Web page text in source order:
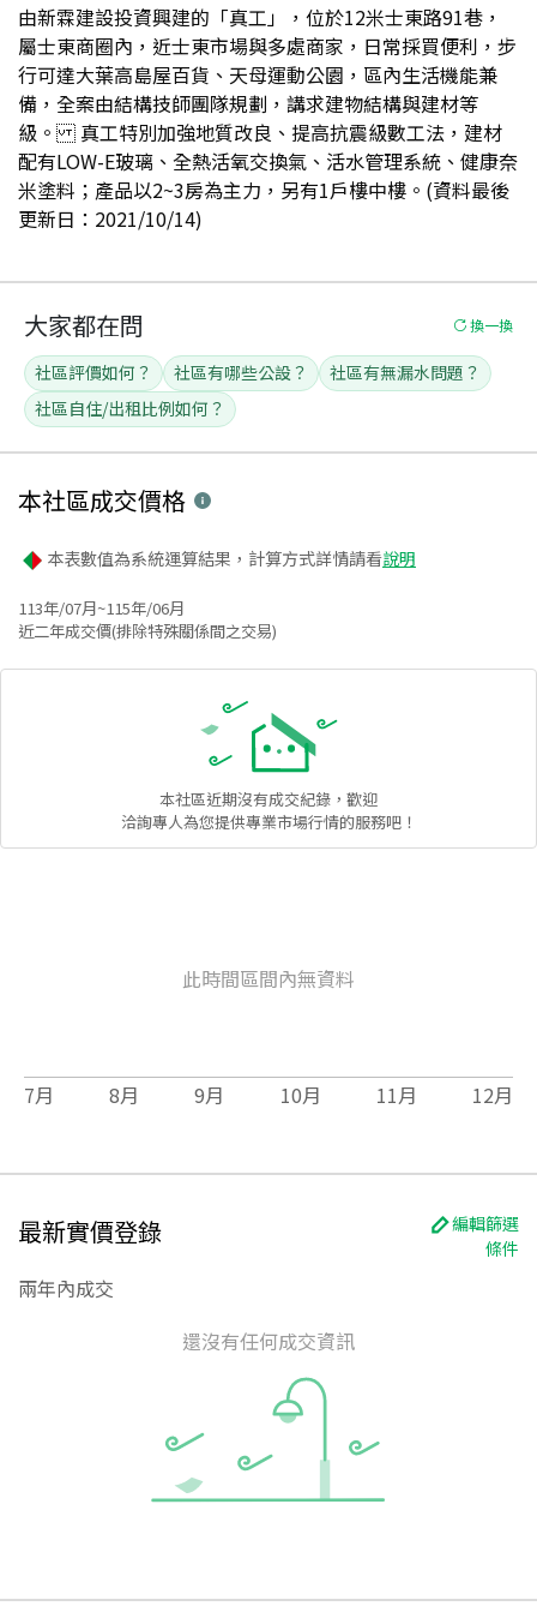
由新霖建設投資興建的「真工」，位於12米士東路91巷，
屬士東商圈內，近士東市場與多處商家，日常採買便利，步
行可達大葉高島屋百貨、天母運動公園，區內生活機能兼
備，全案由結構技師團隊規劃，講求建物結構與建材等
級。 真工特別加強地質改良、提高抗震級數工法，建材
配有LOW-E玻璃、全熱活氧交換氣、活水管理系統、健康奈
米塗料；產品以2~3房為主力，另有1戶樓中樓。(資料最後
更新日：2021/10/14)
大家都在問 換一換
社區評價如何？ 社區有哪些公設？
社區有無漏水問題？
社區自住/出租比例如何？
本社區成交價格
本表數值為系統運算結果，計算方式詳情請看說明
113年/07月~115年/06月
近二年成交價(排除特殊關係間之交易)
本社區近期沒有成交紀錄，歡迎
洽詢專人為您提供專業市場行情的服務吧！
此時間區間內無資料
7月 8月 9月 10月 11月 12月
最新實價登錄
編輯篩選
條件
兩年內成交
還沒有任何成交資訊